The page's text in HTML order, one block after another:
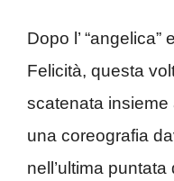
Dopo l’
Felicità, questa
scatenata
una coreografia
nell’ultima